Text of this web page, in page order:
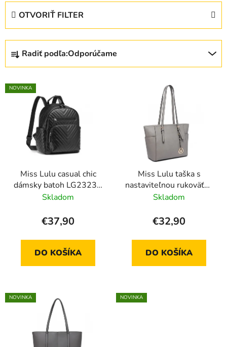
OTVORIŤ FILTER
d
e
Radiť podľa:Odporúčame
V
ý
NOVINKA
Miss Lulu casual chic
dámsky batoh LG2323 -
čierny
Skladom
€37,90
DO KOŠÍKA
Miss Lulu taška s
nastaviteľnou rukoväťou
LM1642 - sivá
Skladom
€32,90
DO KOŠÍKA
NOVINKA NOVINKA